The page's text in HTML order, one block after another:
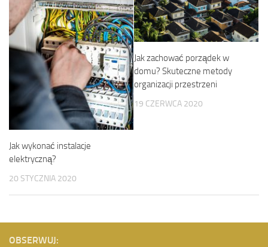
Jak wykonać instalacje
elektryczną?
20 STYCZNIA 2020
Jak zachować porządek w
domu? Skuteczne metody
organizacji przestrzeni
19 CZERWCA 2020
OBSERWUJ: